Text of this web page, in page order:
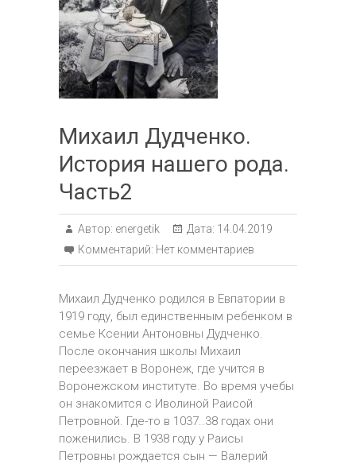
Михаил Дудченко.
История нашего рода.
Часть2
Автор: energetik Дата: 14.04.2019
Комментарий: Нет комментариев
Михаил Дудченко родился в Евпатории в
1919 году, был единственным ребенком в
семье Ксении Антоновны Дудченко.
После окончания школы Михаил
переезжает в Воронеж, где учится в
Воронежском институте. Во время учебы
он знакомится с Иволиной Раисой
Петровной. Где-то в 1037..38 годах они
поженились. В 1938 году у Раисы
Петровны рождается сын — Валерий